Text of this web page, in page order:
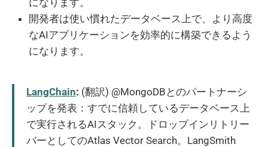
になります。
開発者は使い慣れたデータベース上で、より高度
なAIアプリケーションを効率的に構築できるよう
になります。
LangChain: (翻訳) @MongoDBとのパートナーシ
ップを発表：すでに信頼しているデータベース上
で実行されるAIスタック。ドロップインリトリー
バーとしてのAtlas Vector Search。LangSmith